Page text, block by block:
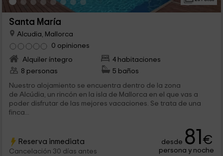
Santa María
Alcudia, Mallorca
0 opiniones
Alquiler íntegro
4 habitaciones
8 personas
5 baños
Nuestro alojamiento se encuentra dentro de la zona
de Alcúdia, un rincón en la isla de Mallorca en el que vas a
poder disfrutar de las mejores vacaciones. Se trata de una
finca...
Reserva inmediata
Cancelación 30 días antes
desde 81€
persona y noche